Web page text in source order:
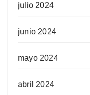
julio 2024
junio 2024
mayo 2024
abril 2024